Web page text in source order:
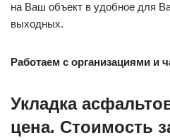
на Ваш объект в удобное для
выходных.
Работаем с организациями и
Укладка
цена. Стоимость